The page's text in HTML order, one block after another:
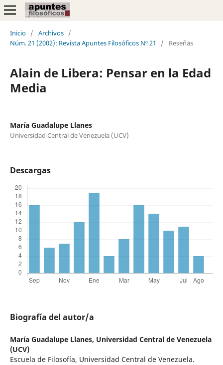
Inicio / Archivos /
Núm. 21 (2002): Revista Apuntes Filosóficos Nº 21
/ Reseñas
Alain de Libera: Pensar en la Edad
Media
María Guadalupe Llanes
Universidad Central de Venezuela (UCV)
Descargas
Biografía del autor/a
María Guadalupe Llanes, Universidad Central de Venezuela
(UCV)
Escuela de Filosofía, Universidad Central de Venezuela.